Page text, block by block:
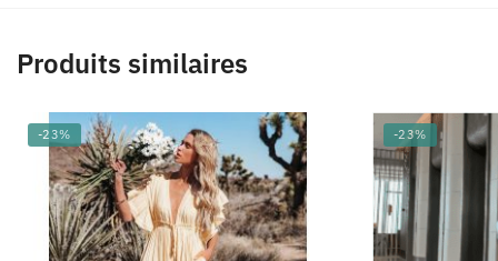
Produits similaires
-23% -23%